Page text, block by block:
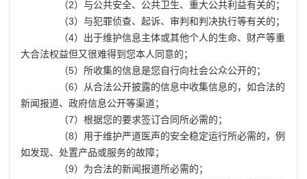
（2）与公共安全、公共卫生、重大公共利益有关的；
（3）与犯罪侦查、起诉、审判和判决执行等有关的；
（4）出于维护信息主体或其他个人的生命、财产等重
大合法权益但又很难得到您本人同意的；
（5）所收集的信息是您自行向社会公众公开的；
（6）从合法公开披露的信息中收集信息的，如合法的
新闻报道、政府信息公开等渠道；
（7）根据您的要求签订合同所必需的；
（8）用于维护严道医声的安全稳定运行所必需的，例
如发现、处置产品或服务的故障；
（9）为合法的新闻报道所必需的；